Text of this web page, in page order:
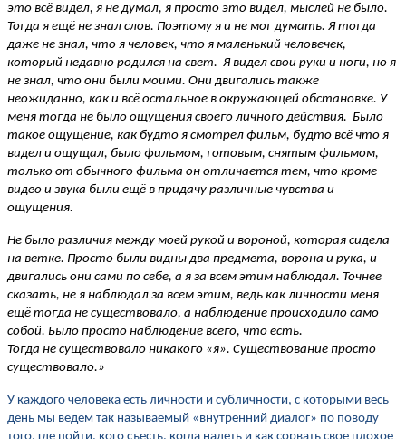
это всё видел, я не думал, я просто это видел, мыслей не было.
Тогда я ещё не знал слов. Поэтому я и не мог думать. Я тогда
даже не знал, что я человек, что я маленький человечек,
который недавно родился на свет. Я видел свои руки и ноги, но я
не знал, что они были моими. Они двигались также
неожиданно, как и всё остальное в окружающей обстановке. У
меня тогда не было ощущения своего личного действия. Было
такое ощущение, как будто я смотрел фильм, будто всё что я
видел и ощущал, было фильмом, готовым, снятым фильмом,
только от обычного фильма он отличается тем, что кроме
видео и звука были ещё в придачу различные чувства и
ощущения.
Не было различия между моей рукой и вороной, которая сидела
на ветке. Просто были видны два предмета, ворона и рука, и
двигались они сами по себе, а я за всем этим наблюдал. Точнее
сказать, не я наблюдал за всем этим, ведь как личности меня
ещё тогда не существовало, а наблюдение происходило само
собой. Было просто наблюдение всего, что есть.
Тогда не существовало никакого «я». Существование просто
существовало.»
У каждого человека есть личности и субличности, с которыми весь
день мы ведем так называемый «внутренний диалог» по поводу